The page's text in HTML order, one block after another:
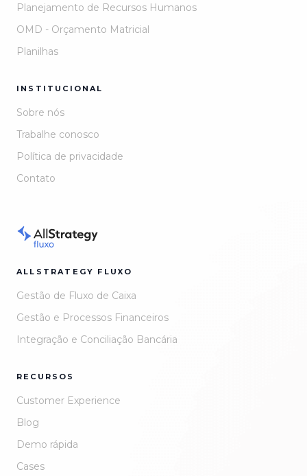
Planejamento de Recursos Humanos
OMD - Orçamento Matricial
Planilhas
INSTITUCIONAL
Sobre nós
Trabalhe conosco
Política de privacidade
Contato
ALLSTRATEGY FLUXO
Gestão de Fluxo de Caixa
Gestão e Processos Financeiros
Integração e Conciliação Bancária
RECURSOS
Customer Experience
Blog
Demo rápida
Cases